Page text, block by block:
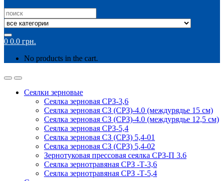
Search
for:
0 0.0 грн.
No products in the cart.
Сеялки зерновые
Сеялка зерновая СРЗ-3,6
Сеялка зерновая СЗ (СРЗ)-4.0 (междурядье 15 см)
Сеялка зерновая СЗ (СРЗ)-4.0 (междурядье 12,5 см)
Сеялка зерновая СРЗ-5,4
Сеялка зерновая СЗ (СРЗ) 5,4-01
Сеялка зерновая СЗ (СРЗ) 5,4-02
Зернотуковая прессовая сеялка СРЗ-П 3.6
Сеялка зернотравяная СРЗ -Т-3,6
Сеялка зернотравяная СРЗ -Т-5,4